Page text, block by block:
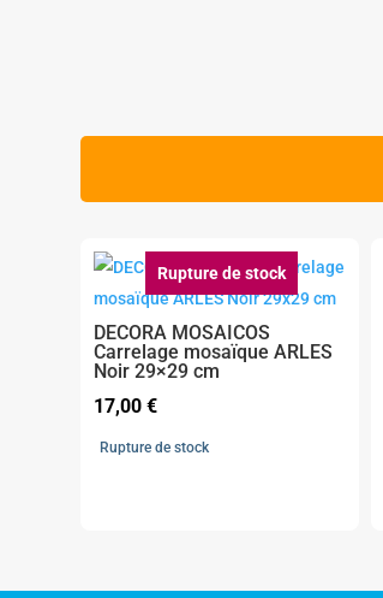
Rupture de stock
DECORA MOSAICOS
Carrelage mosaïque ARLES
Noir 29×29 cm
17,00€
Rupture de stock